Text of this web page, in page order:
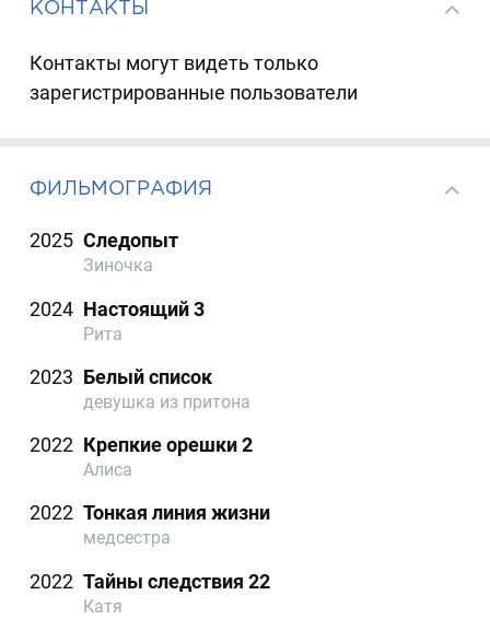
КОНТАКТЫ
Контакты могут видеть только
зарегистрированные пользователи
ФИЛЬМОГРАФИЯ
2025 Следопыт
Зиночка
2024 Настоящий 3
Рита
2023 Белый список
девушка из притона
2022 Крепкие орешки 2
Алиса
2022 Тонкая линия жизни
медсестра
2022 Тайны следствия 22
Катя